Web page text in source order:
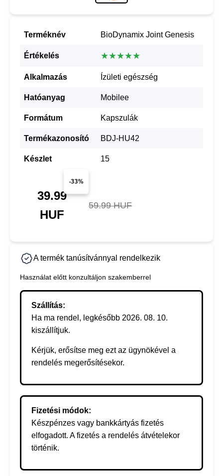
Terméknév BioDynamix Joint Genesis
Értékelés ★★★★★
Alkalmazás Ízületi egészség
Hatóanyag Mobilee
Formátum Kapszulák
Termékazonosító BDJ-HU42
Készlet 15
-33%
39.99
HUF
59.99 HUF
A termék tanúsítvánnyal rendelkezik
Használat előtt konzultáljon szakemberrel
Szállítás:
Ha ma rendel, legkésőbb 2026. 08. 10.
kiszállítjuk.
Kérjük, erősítse meg ezt az ügynökével a
rendelés megerősítésekor.
Fizetési módok:
Készpénzes vagy bankkártyás fizetés
elfogadott. A fizetés a rendelés átvételekor
történik.